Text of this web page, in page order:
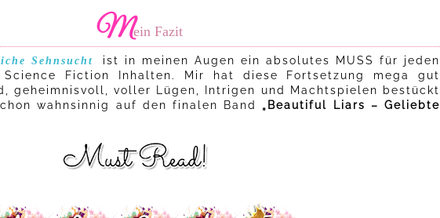
Mein Fazit
Sehnsucht
ist in meinen Augen ein absolutes MUSS für jeden
Fiction Inhalten. Mir hat diese Fortsetzung mega gut
geheimnisvoll, voller Lügen, Intrigen und Machtspielen bestückt
wahnsinnig auf den finalen Band „Beautiful Liars – Geliebte